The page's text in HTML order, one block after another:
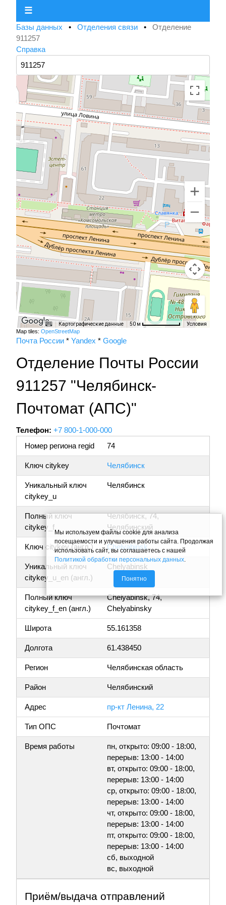
☰
Базы данных • Отделения связи • Отделение
911257
Справка
Картографические данные 50 м Условия
Map tiles: OpenStreetMap
Почта России * Yandex * Google
Отделение Почты России
911257 "Челябинск-
Почтомат (АПС)"
Телефон: +7 800-1-000-000
Номер региона regid
74
Ключ citykey Челябинск
Уникальный ключ
citykey_u
Челябинск
Полный ключ
citykey_f
Челябинск, 74,
Челябинский
Ключ citykey (англ.) Chelyabinsk
Уникальный ключ
citykey_u_en (англ.)
Chelyabinsk
Полный ключ
citykey_f_en (англ.)
Chelyabinsk, 74,
Chelyabinsky
Широта 55.161358
Долгота 61.438450
Регион Челябинская область
Район Челябинский
Адрес пр-кт Ленина, 22
Тип ОПС Почтомат
Время работы
пн, открыто: 09:00 - 18:00,
перерыв: 13:00 - 14:00
вт, открыто: 09:00 - 18:00,
перерыв: 13:00 - 14:00
ср, открыто: 09:00 - 18:00,
перерыв: 13:00 - 14:00
чт, открыто: 09:00 - 18:00,
перерыв: 13:00 - 14:00
пт, открыто: 09:00 - 18:00,
перерыв: 13:00 - 14:00
сб, выходной
вс, выходной
Приём/выдача отправлений
Мы используем файлы cookie для анализа
посещаемости и улучшения работы сайта. Продолжая
использовать сайт, вы соглашаетесь с нашей
Политикой обработки персональных данных.
Понятно